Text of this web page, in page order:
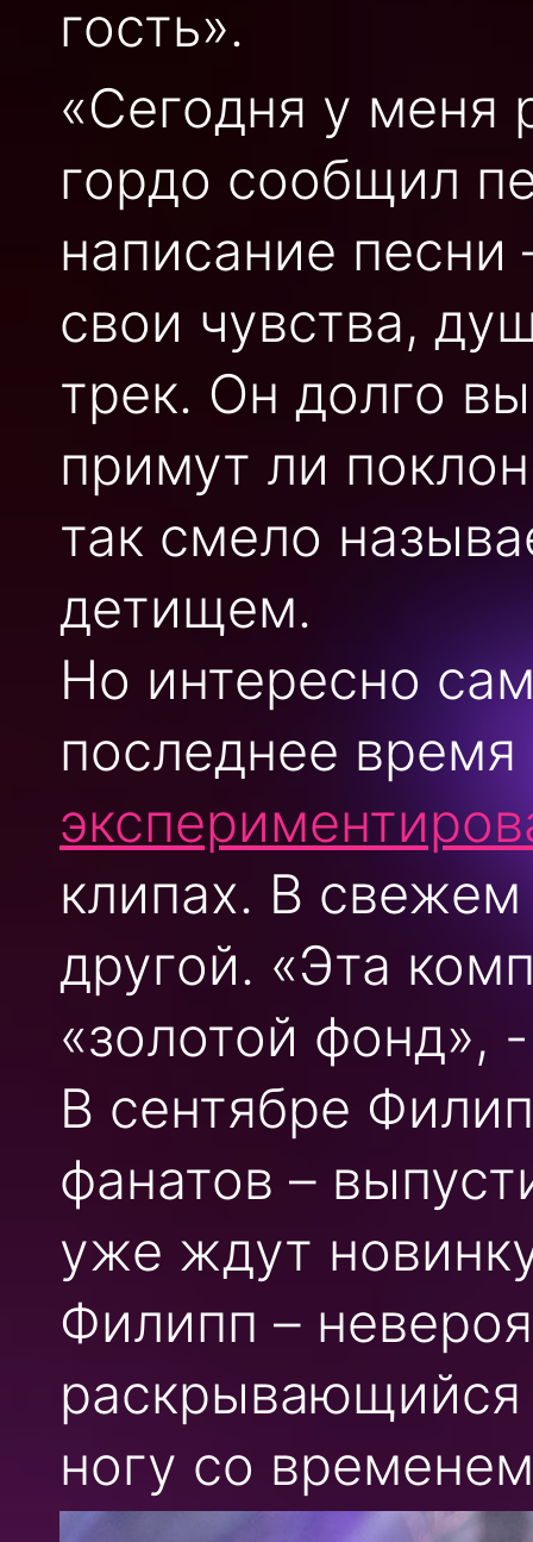
гость».
«Сегодня у меня
гордо сообщил
написание песни
свои чувства,
трек. Он долго
примут ли
так смело
детищем.
Но интересно
последнее
клипах. В
другой. «Эта
«золотой фонд»,
В сентябре
фанатов –
уже ждут
Филипп –
ногу со